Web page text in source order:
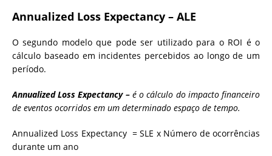
Annualized Loss Expectancy – ALE
O segundo modelo que pode ser utilizado para o ROI é o
cálculo baseado em incidentes percebidos ao longo de um
período.
Annualized Loss Expectancy –é o cálculo do impacto financeiro
de eventos ocorridos em um determinado espaço de tempo.
Annualized Loss Expectancy = SLE x Número de ocorrências
durante um ano